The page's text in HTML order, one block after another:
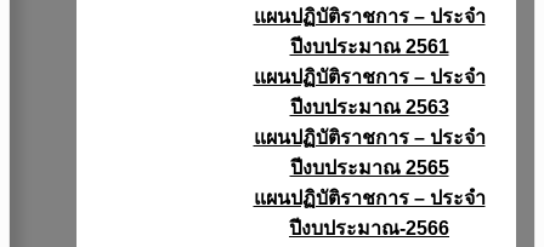
แผนปฏิบัติราชการ – ประจำ
ปีงบประมาณ 2561
แผนปฏิบัติราชการ – ประจำ
ปีงบประมาณ 2563
แผนปฏิบัติราชการ – ประจำ
ปีงบประมาณ 2565
แผนปฏิบัติราชการ – ประจำ
ปีงบประมาณ-2566